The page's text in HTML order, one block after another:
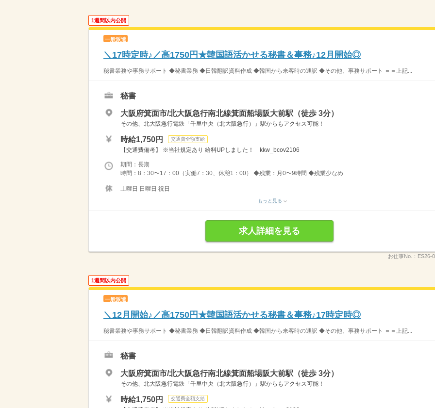
1週間以内公開
一般派遣
＼17時定時♪／高1750円★韓国語活かせる秘書＆事務♪12月開始◎
秘書業務や事務サポート ◆秘書業務 ◆日韓翻訳資料作成 ◆韓国から来客時の通訳 ◆その他、事務サポート ＝＝上記...
秘書
大阪府箕面市/北大阪急行南北線箕面船場阪大前駅（徒歩 3分）
その他、北大阪急行電鉄「千里中央（北大阪急行）」駅からもアクセス可能！
時給1,750円 交通費全額支給
【交通費備考】 ※当社規定あり 給料UPしました！ kkw_bcov2106
期間：長期
時間：8：30〜17：00（実働7：30、休憩1：00） ◆残業：月0〜9時間 ◆残業少なめ
土曜日 日曜日 祝日
もっと見る
求人詳細を見る
お仕事No.： ES26-
1週間以内公開
一般派遣
＼12月開始♪／高1750円★韓国語活かせる秘書＆事務♪17時定時◎
秘書業務や事務サポート ◆秘書業務 ◆日韓翻訳資料作成 ◆韓国から来客時の通訳 ◆その他、事務サポート ＝＝上記...
秘書
大阪府箕面市/北大阪急行南北線箕面船場阪大前駅（徒歩 3分）
その他、北大阪急行電鉄「千里中央（北大阪急行）」駅からもアクセス可能！
時給1,750円 交通費全額支給